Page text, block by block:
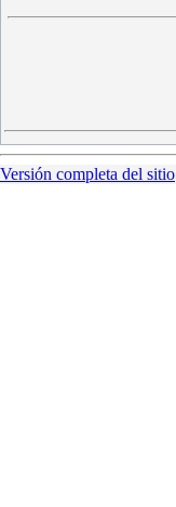
Versión completa del sitio